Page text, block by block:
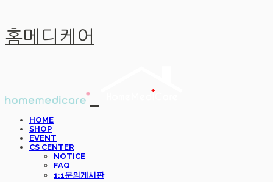
홈메디케어
HOME
SHOP
EVENT
CS CENTER
NOTICE
FAQ
1:1문의게시판